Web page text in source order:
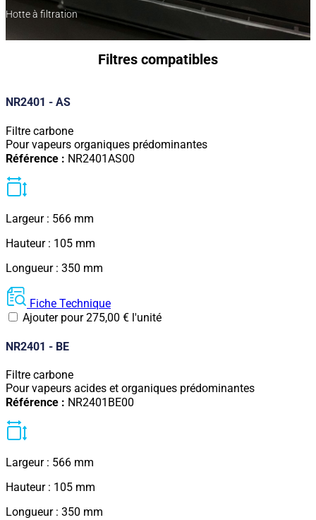
Hotte à filtration
Filtres compatibles
NR2401 - AS
Filtre carbone
Pour vapeurs organiques prédominantes
Référence : NR2401AS00
Largeur : 566 mm
Hauteur : 105 mm
Longueur : 350 mm
Fiche Technique
Ajouter pour275,00 € l'unité
NR2401 - BE
Filtre carbone
Pour vapeurs acides et organiques prédominantes
Référence : NR2401BE00
Largeur : 566 mm
Hauteur : 105 mm
Longueur : 350 mm